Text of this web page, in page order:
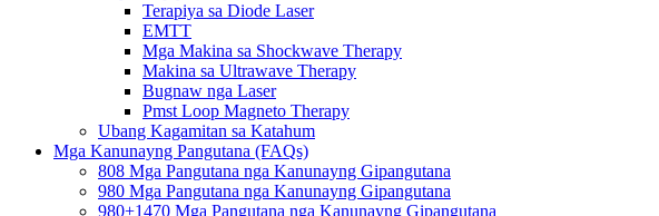
Terapiya sa Diode Laser
EMTT
Mga Makina sa Shockwave Therapy
Makina sa Ultrawave Therapy
Bugnaw nga Laser
Pmst Loop Magneto Therapy
Ubang Kagamitan sa Katahum
Mga Kanunayng Pangutana (FAQs)
808 Mga Pangutana nga Kanunayng Gipangutana
980 Mga Pangutana nga Kanunayng Gipangutana
980+1470 Mga Pangutana nga Kanunayng Gipangutana